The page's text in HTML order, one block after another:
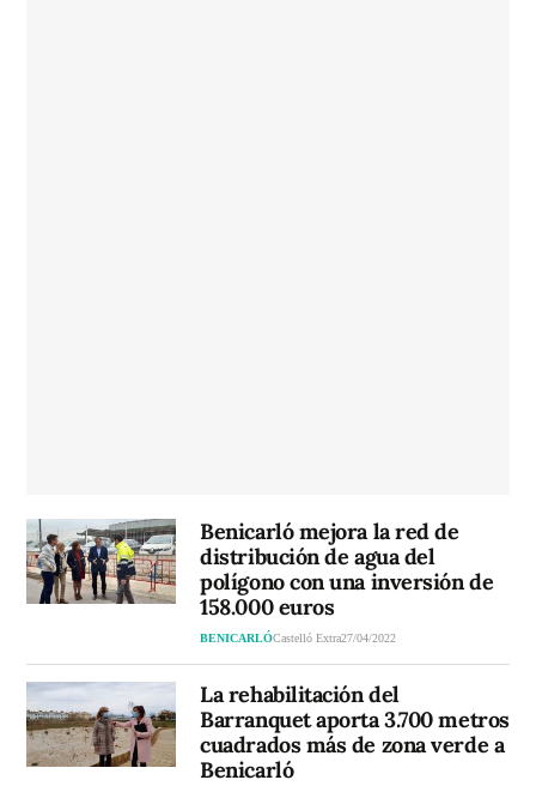
Benicarló mejora la red de
distribución de agua del
polígono con una inversión de
158.000 euros
BENICARLÓCastelló Extra27/04/2022
La rehabilitación del
Barranquet aporta 3.700 metros
cuadrados más de zona verde a
Benicarló